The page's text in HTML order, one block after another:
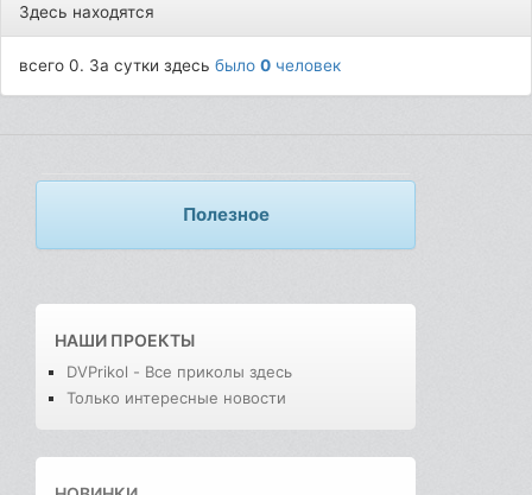
Здесь находятся
всего 0. За сутки здесьбыло0 человек
Полезное
НАШИ ПРОЕКТЫ
DVPrikol - Все приколы здесь
Только интересные новости